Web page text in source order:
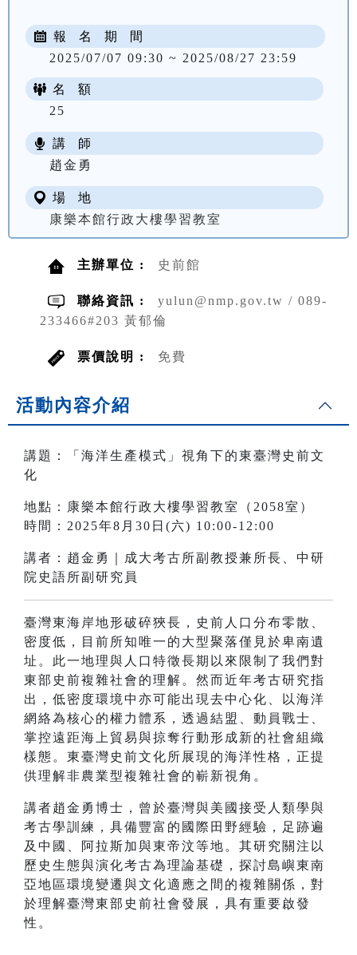
報 名 期 間
2025/07/07 09:30 ~ 2025/08/27 23:59
名 額
25
講 師
趙金勇
場 地
康樂本館行政大樓學習教室
主辦單位 : 史前館
聯絡資訊 :
yulun@nmp.gov.tw / 089-
233466#203 黃郁倫
票價說明 : 免費
活動內容介紹
講題：「海洋生產模式」視角下的東臺灣史前文
化
地點：康樂本館行政大樓學習教室（2058室）
時間：2025年8月30日(六) 10:00-12:00
講者：趙金勇｜成大考古所副教授兼所長、中研
院史語所副研究員
臺灣東海岸地形破碎狹長，史前人口分布零散、
密度低，目前所知唯一的大型聚落僅見於卑南遺
址。此一地理與人口特徵長期以來限制了我們對
東部史前複雜社會的理解。然而近年考古研究指
出，低密度環境中亦可能出現去中心化、以海洋
網絡為核心的權力體系，透過結盟、動員戰士、
掌控遠距海上貿易與掠奪行動形成新的社會組織
樣態。東臺灣史前文化所展現的海洋性格，正提
供理解非農業型複雜社會的嶄新視角。
講者趙金勇博士，曾於臺灣與美國接受人類學與
考古學訓練，具備豐富的國際田野經驗，足跡遍
及中國、阿拉斯加與東帝汶等地。其研究關注以
歷史生態與演化考古為理論基礎，探討島嶼東南
亞地區環境變遷與文化適應之間的複雜關係，對
於理解臺灣東部史前社會發展，具有重要啟發
性。